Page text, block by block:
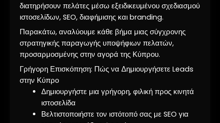
διατηρήσουν πελάτες μέσω εξειδικευμένου σχεδιασμού
ιστοσελίδων, SEO, διαφήμισης και branding.
Παρακάτω, αναλύουμε κάθε βήμα μιας σύγχρονης
στρατηγικής παραγωγής υποψήφιων πελατών,
προσαρμοσμένης στην αγορά της Κύπρου.
Γρήγορη Επισκόπηση: Πώς να Δημιουργήσετε Leads
στην Κύπρο
Δημιουργήστε μια γρήγορη, φιλική προς κινητά
ιστοσελίδα
Βελτιστοποιήστε τον ιστότοπό σας με SEO για